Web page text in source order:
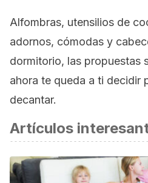
Alfombras, utensilios de
adornos, cómodas y
dormitorio, las propuestas
ahora te queda a ti decidir
decantar.
Artículos